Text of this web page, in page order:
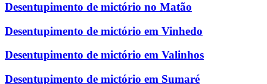
Desentupimento de mictório no Matão
Desentupimento de mictório em Vinhedo
Desentupimento de mictório em Valinhos
Desentupimento de mictório em Sumaré